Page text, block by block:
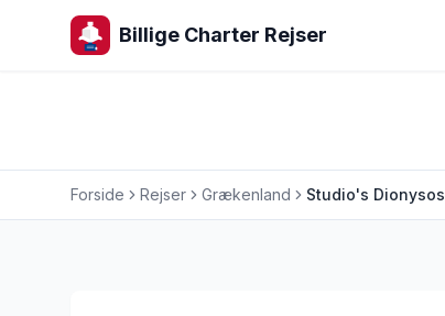
Billige Charter Rejser
Forside Rejser Grækenland Studio's Dionysos